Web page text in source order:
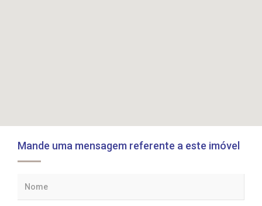
Mande uma mensagem referente a este imóvel